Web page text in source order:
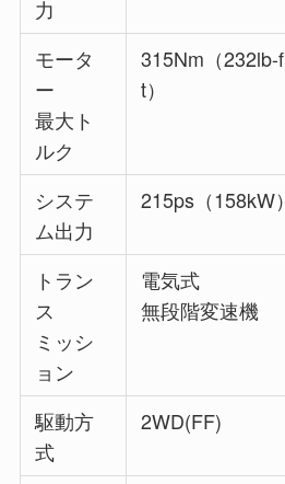
力
モータ
ー
最大ト
ルク
315Nm（232lb-f
t）
システ
ム出力
215ps（158kW）
トラン
ス
ミッシ
ョン
電気式
無段階変速機
駆動方
式
2WD(FF)